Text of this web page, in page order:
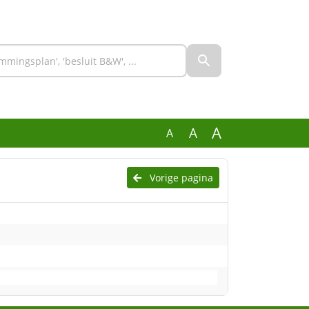
A A A
Vorige pagina